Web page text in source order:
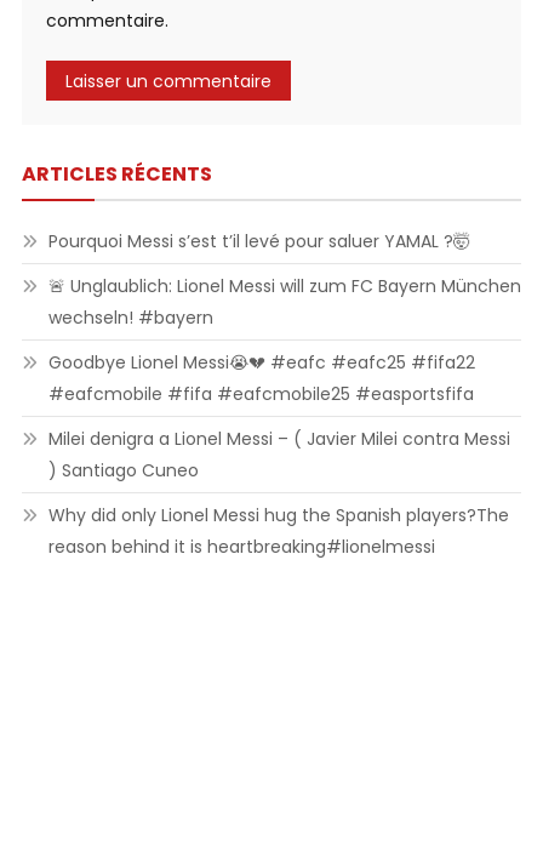
commentaire.
ARTICLES RÉCENTS
Pourquoi Messi s’est t’il levé pour saluer YAMAL ?🤯
🚨 Unglaublich: Lionel Messi will zum FC Bayern München
wechseln! #bayern
Goodbye Lionel Messi😭💔 #eafc #eafc25 #fifa22
#eafcmobile #fifa #eafcmobile25 #easportsfifa
Milei denigra a Lionel Messi – ( Javier Milei contra Messi
) Santiago Cuneo
Why did only Lionel Messi hug the Spanish players?The
reason behind it is heartbreaking#lionelmessi